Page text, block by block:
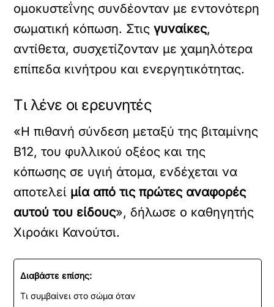
ομοκυστεΐνης συνδέονταν με εντονότερη
σωματική κόπωση. Στιςγυναίκες,
αντίθετα, συσχετίζονταν με χαμηλότερα
επίπεδα κινήτρου και ενεργητικότητας.
Τι λένε οι ερευνητές
«Η πιθανή σύνδεση μεταξύ της βιταμίνης
Β12, του φυλλικού οξέος και της
κόπωσης σε υγιή άτομα, ενδέχεται να
αποτελεί μία από τις πρώτες αναφορές
αυτού του είδους», δήλωσε ο καθηγητής
Χιροάκι Κανούτσι.
Διαβάστε επίσης:
Τι συμβαίνει στο σώμα όταν